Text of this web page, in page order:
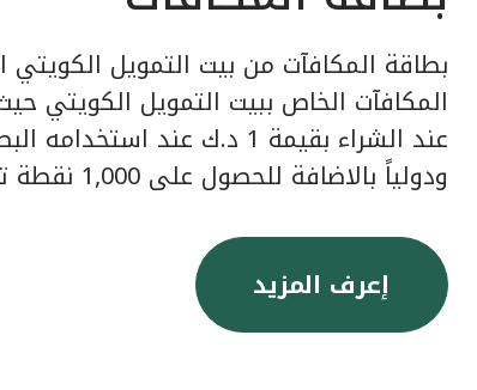
بطاقة المكافآت من بيت التمويل
عند الشراء بقيمة 1 د.ك عند
ودولياً بالاضافة للحصول على 1,000 نقطة ترحيبية عند إصدار البطاقة.
إعرف المزيد